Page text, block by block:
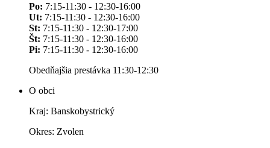
Po: 7:15-11:30 - 12:30-16:00
Ut: 7:15-11:30 - 12:30-16:00
St: 7:15-11:30 - 12:30-17:00
Št: 7:15-11:30 - 12:30-16:00
Pi: 7:15-11:30 - 12:30-16:00
Obedňajšia prestávka 11:30-12:30
O obci
Kraj: Banskobystrický
Okres: Zvolen